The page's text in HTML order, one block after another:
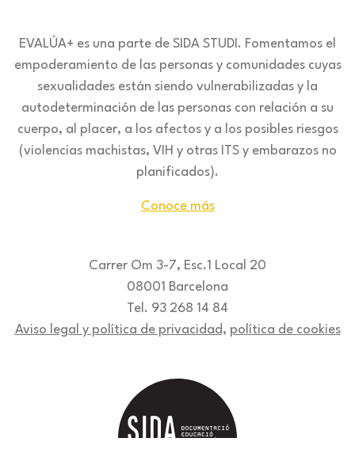
EVALÚA+ es una parte de SIDA STUDI. Fomentamos el
empoderamiento de las personas y comunidades cuyas
sexualidades están siendo vulnerabilizadas y la
autodeterminación de las personas con relación a su
cuerpo, al placer, a los afectos y a los posibles riesgos
(violencias machistas, VIH y otras ITS y embarazos no
planificados).
Conoce más
Carrer Om 3-7, Esc.1 Local 20
08001 Barcelona
Tel. 93 268 14 84
Aviso legal y política de privacidad, política de cookies